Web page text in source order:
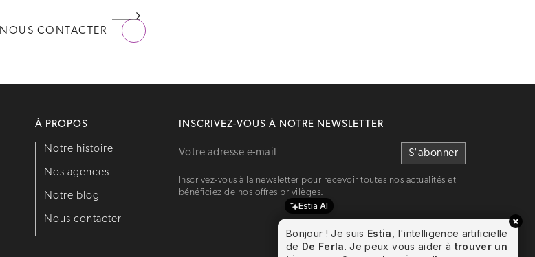
NOUS CONTACTER
À PROPOS
Notre histoire
Nos agences
Notre blog
Nous contacter
INSCRIVEZ-VOUS À NOTRE NEWSLETTER
Inscrivez-vous à la newsletter pour recevoir toutes nos actualités et
bénéficiez de nos offres privilèges.
Bonjour ! Je suis Estia
, l'intelligence artificielle
de De Ferla. Je peux vous aider à trouver un
Estia AI